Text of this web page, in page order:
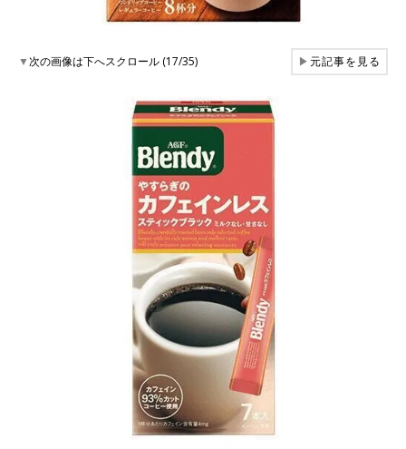
▼次の画像は下へスクロール (17/35) ▶元記事を見る